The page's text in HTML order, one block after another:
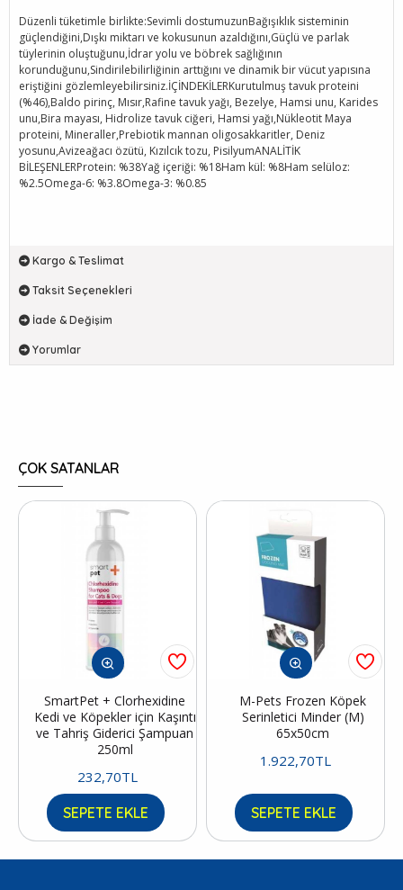
Düzenli tüketimle birlikte:Sevimli dostumuzunBağışıklık sisteminin
güçlendiğini,Dışkı miktarı ve kokusunun azaldığını,Güçlü ve parlak
tüylerinin oluştuğunu,İdrar yolu ve böbrek sağlığının
korunduğunu,Sindirilebilirliğinin arttığını ve dinamik bir vücut yapısına
eriştiğini gözlemleyebilirsiniz.İÇİNDEKİLERKurutulmuş tavuk proteini
(%46),Baldo pirinç, Mısır,Rafine tavuk yağı, Bezelye, Hamsi unu, Karides
unu,Bira mayası, Hidrolize tavuk ciğeri, Hamsi yağı,Nükleotit Maya
proteini, Mineraller,Prebiotik mannan oligosakkaritler, Deniz
yosunu,Avizeağacı özütü, Kızılcık tozu, PisilyumANALİTİK
BİLEŞENLERProtein: %38Yağ içeriği: %18Ham kül: %8Ham selüloz:
%2.5Omega-6: %3.8Omega-3: %0.85
Kargo & Teslimat
Taksit Seçenekleri
İade & Değişim
Yorumlar
ÇOK SATANLAR
SmartPet + Clorhexidine
Kedi ve Köpekler için Kaşıntı
ve Tahriş Giderici Şampuan
250ml
232,70TL
SEPETE EKLE
M-Pets Frozen Köpek
Serinletici Minder (M)
65x50cm
1.922,70TL
SEPETE EKLE